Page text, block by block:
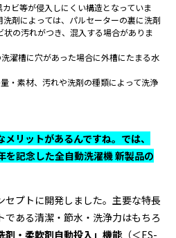
ビ等が侵入しにくい構造となっていま
剤によっては、パルセーターの裏に洗剤
状の汚れがつき、混入する場合がありま
濯槽に穴があった場合に外槽にたまる水
・素材、汚れや洗剤の種類によって洗浄
リットがあるんですね。では、
を記念した全自動洗濯機 新製品の
セプトに開発しました。主要な特長
である清潔・節水・洗浄力はもちろ
剤・柔軟剤自動投入」機能（＜ES-